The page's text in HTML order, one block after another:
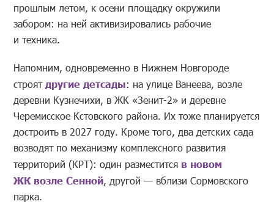
прошлым летом, к осени площадку окружили
забором: на ней активизировались рабочие
и техника.
Напомним, одновременно в Нижнем Новгороде
строятдругие детсады: на улице Ванеева, возле
деревни Кузнечихи, в ЖК «Зенит-2» и деревне
Черемисское Кстовского района. Их тоже планируется
достроить в 2027 году. Кроме того, два детских сада
возводят по механизму комплексного развития
территорий (КРТ): один разместится в новом
ЖК возле Сенной, другой — вблизи Сормовского
парка.